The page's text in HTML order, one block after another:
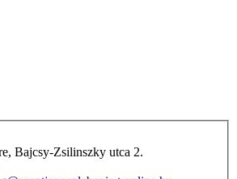
Bajcsy-Zsilinszky utca 2.